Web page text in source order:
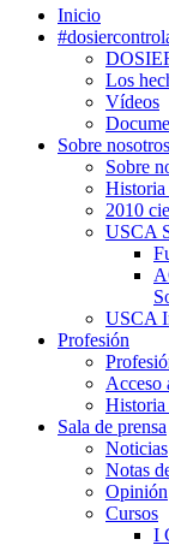
Inicio
Los
Vídeos
Sobre nosotros
Sobre
2010
USCA
USCA
Profesión
Acceso
Sala de prensa
Noticias
Notas
Opinión
Cursos
I